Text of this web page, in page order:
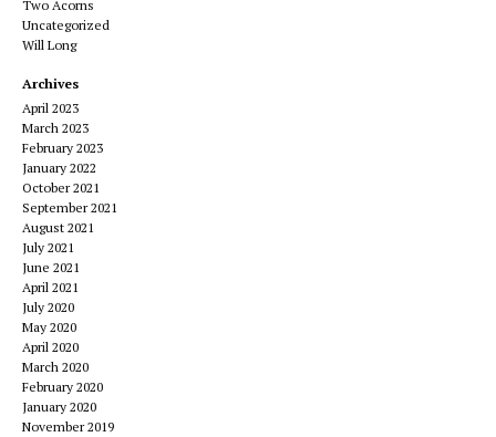
Two Acorns
Uncategorized
Will Long
Archives
April 2023
March 2023
February 2023
January 2022
October 2021
September 2021
August 2021
July 2021
June 2021
April 2021
July 2020
May 2020
April 2020
March 2020
February 2020
January 2020
November 2019